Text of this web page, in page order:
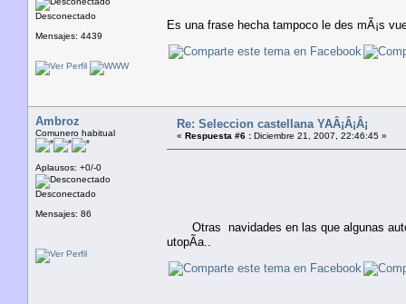
Desconectado
Mensajes: 4439
Es una frase hecha tampoco le des mÃ¡s
Ambroz
Comunero habitual
Aplausos: +0/-0
Desconectado
Mensajes: 86
Re: Seleccion castellana YAÂ¡Â¡Â¡
« Respuesta #6 : Diciembre 21, 2007, 22:46:45 »
Otras navidades en las que algunas
utopÃ­a..